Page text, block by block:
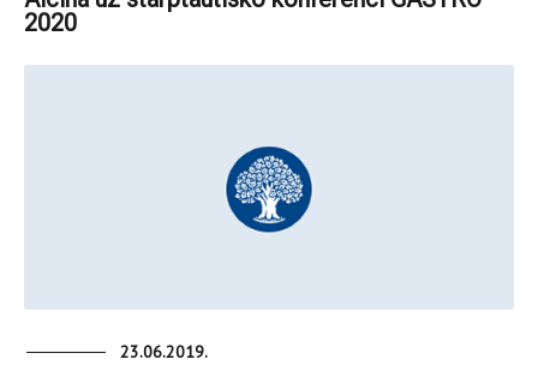
2020
23.06.2019.